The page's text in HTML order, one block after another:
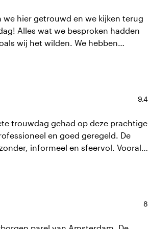
we hier getrouwd en we kijken terug
Alles wat we besproken hadden
wij het wilden. We hebben
met lekkere hapjes en drankjes.
er door Corona veel
de locatie wat ons betreft wel
Het Rijk van de Keizer is zeker
9,4
trouwdag gehad op deze prachtige
en goed geregeld. De
informeel en sfeervol. Vooral
ons de locatie heel bijzonder. Zowel
Het personeel is vriendelijk en relaxt
fantastisch diner gezorgd. Ik zou
8